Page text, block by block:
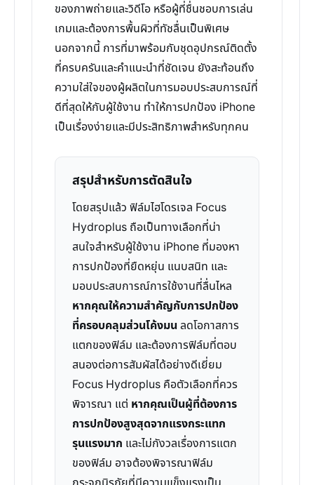
ของภาพถ่ายและวิดีโอ หรือผู้ที่ชื่นชอบการเล่น
เกมและต้องการพื้นผิวที่ทัชลื่นเป็นพิเศษ
นอกจากนี้ การที่มาพร้อมกับชุดอุปกรณ์ติดตั้ง
ที่ครบครันและคำแนะนำที่ชัดเจน ยังสะท้อนถึง
ความใส่ใจของผู้ผลิตในการมอบประสบการณ์ที่
ดีที่สุดให้กับผู้ใช้งาน ทำให้การปกป้อง iPhone
เป็นเรื่องง่ายและมีประสิทธิภาพสำหรับทุกคน
สรุปสำหรับการตัดสินใจ
โดยสรุปแล้ว ฟิล์มไฮโดรเจล Focus
Hydroplus ถือเป็นทางเลือกที่น่า
สนใจสำหรับผู้ใช้งาน iPhone ที่มองหา
การปกป้องที่ยืดหยุ่น แนบสนิท และ
มอบประสบการณ์การใช้งานที่ลื่นไหล
หากคุณให้ความสำคัญกับการปกป้อง
ที่ครอบคลุมส่วนโค้งมน ลดโอกาสการ
แตกของฟิล์ม และต้องการฟิล์มที่ตอบ
สนองต่อการสัมผัสได้อย่างดีเยี่ยม
Focus Hydroplus คือตัวเลือกที่ควร
พิจารณา แต่ หากคุณเป็นผู้ที่ต้องการ
การปกป้องสูงสุดจากแรงกระแทก
รุนแรงมาก และไม่กังวลเรื่องการแตก
ของฟิล์ม อาจต้องพิจารณาฟิล์ม